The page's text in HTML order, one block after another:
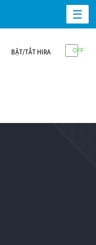
☰
BẬT/TẮT HIRA